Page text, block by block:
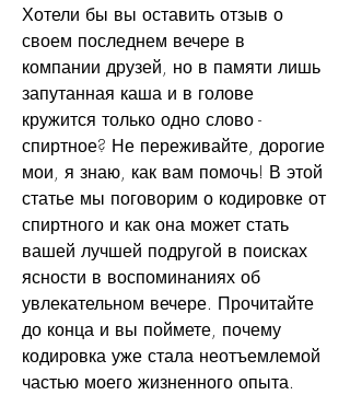
Хотели бы вы оставить отзыв о
своем последнем вечере в
компании друзей, но в памяти лишь
запутанная каша и в голове
кружится только одно слово -
спиртное? Не переживайте, дорогие
мои, я знаю, как вам помочь! В этой
статье мы поговорим о кодировке от
спиртного и как она может стать
вашей лучшей подругой в поисках
ясности в воспоминаниях об
увлекательном вечере. Прочитайте
до конца и вы поймете, почему
кодировка уже стала неотъемлемой
частью моего жизненного опыта.